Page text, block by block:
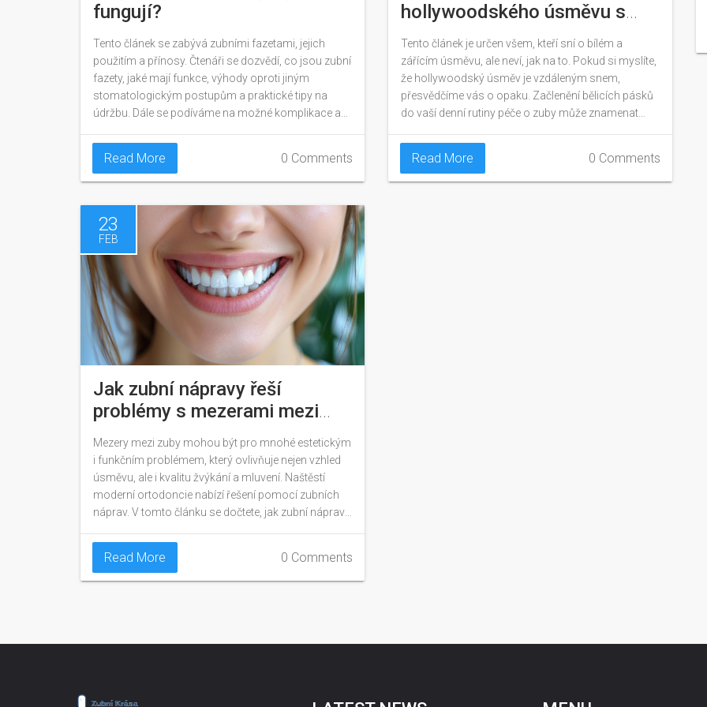
fungují?
Tento článek se zabývá zubními fazetami, jejich
použitím a přínosy. Čtenáři se dozvědí, co jsou zubní
fazety, jaké mají funkce, výhody oproti jiným
stomatologickým postupům a praktické tipy na
údržbu. Dále se podíváme na možné komplikace a
Read More 0 Comments
hollywoodského úsměvu s
bělicími pásky: kompletní
průvodce
Tento článek je určen všem, kteří sní o bílém a
zářícím úsměvu, ale neví, jak na to. Pokud si myslíte,
že hollywoodský úsměv je vzdáleným snem,
přesvědčíme vás o opaku. Začlenění bělicích pásků
do vaší denní rutiny péče o zuby může znamenat
jak bělicí pásky fungují, na co si dát pozor při jejich
používání, a představíme vám také tipy a triky, jak
zlepšit a udržet výsledky bělení.
Read More 0 Comments
23
FEB
Jak zubní nápravy řeší
problémy s mezerami mezi
zuby: Kompletní průvodce
Mezery mezi zuby mohou být pro mnohé estetickým
i funkčním problémem, který ovlivňuje nejen vzhled
úsměvu, ale i kvalitu žvýkání a mluvení. Naštěstí
moderní ortodoncie nabízí řešení pomocí zubních
náprav. V tomto článku se dočtete, jak zubní nápravy
vaše možnosti. Od tradičních kovových rovnátek
přes neviditelné alignery až po lingvální technologie,
zjistíte vše potřebné pro informované rozhodnutí o
Read More 0 Comments